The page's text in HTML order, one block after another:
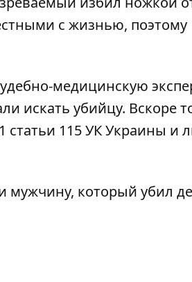
с жизнью, поэтому
медицинскую
искать убийцу. Вскоре
статьи 115 УК Украины и
мужчину, который убил